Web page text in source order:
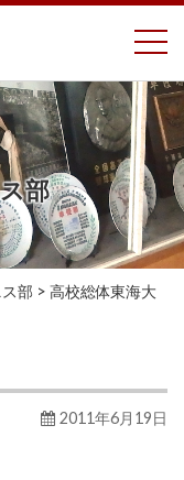
部
部 > 高校総体東海大
2011年6月19日